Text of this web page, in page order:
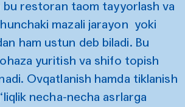
bu restoran taom tayyorlash va
mazali jarayon yoki
ham ustun deb biladi. Bu
yuritish va shifo topish
Ovqatlanish hamda tiklanish
necha-necha asrlarga